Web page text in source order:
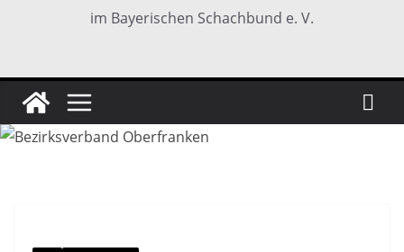
im Bayerischen Schachbund e. V.